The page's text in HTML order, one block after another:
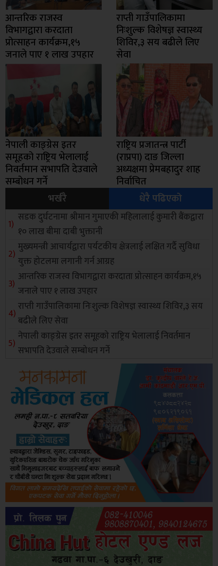
आन्तरिक राजस्व
विभागद्वारा करदाता
प्रोत्साहन कार्यक्रम,१५
जनाले पाए १ लाख उपहार
राप्ती गाउँपालिकामा
निःशुल्क विशेषज्ञ स्वास्थ्य
शिविर,३ सय बढीले लिए
सेवा
नेपाली काङ्ग्रेस इतर
समूहको राष्ट्रिय भेलालाई
निवर्तमान सभापति देउवाले
सम्बोधन गर्ने
राष्ट्रिय प्रजातन्त्र पार्टी
(राप्रपा) दाङ जिल्ला
अध्यक्षमा प्रेमबहादुर शाह
निर्वाचित
भर्खरै
धेरै पढिएको
सडक दुर्घटनामा श्रीमान गुमाएकी महिलालाई कुमारी बैंकद्वारा
१० लाख बीमा दाबी भुक्तानी
मुख्यमन्त्री आचार्यद्वारा पर्यटकीय क्षेत्रलाई लक्षित गर्दै सुविधा
युक्त होटलमा लगानी गर्न आग्रह
आन्तरिक राजस्व विभागद्वारा करदाता प्रोत्साहन कार्यक्रम,१५
जनाले पाए १ लाख उपहार
राप्ती गाउँपालिकामा निःशुल्क विशेषज्ञ स्वास्थ्य शिविर,३ सय
बढीले लिए सेवा
नेपाली काङ्ग्रेस इतर समूहको राष्ट्रिय भेलालाई निवर्तमान
सभापति देउवाले सम्बोधन गर्ने